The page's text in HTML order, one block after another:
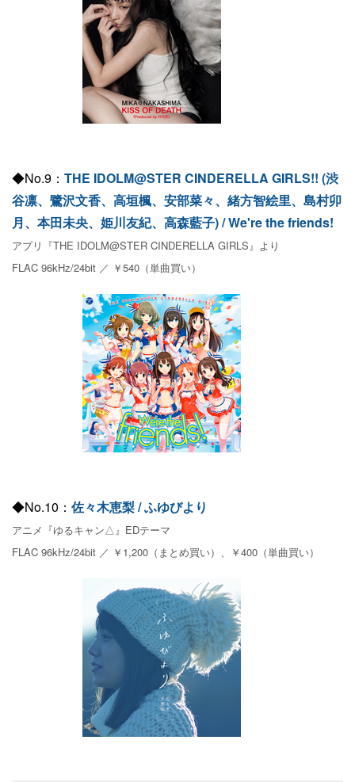
◆No.9： THE IDOLM@STER CINDERELLA GIRLS!! (渋
谷凛、鷺沢文香、高垣楓、安部菜々、緒方智絵里、島村卯
月、本田未央、姫川友紀、高森藍子) / We're the friends!
アプリ『THE IDOLM@STER CINDERELLA GIRLS』より
FLAC 96kHz/24bit ／ ￥540（単曲買い）
◆No.10： 佐々木恵梨 / ふゆびより
アニメ『ゆるキャン△』EDテーマ
FLAC 96kHz/24bit ／ ￥1,200（まとめ買い）、￥400（単曲買い）